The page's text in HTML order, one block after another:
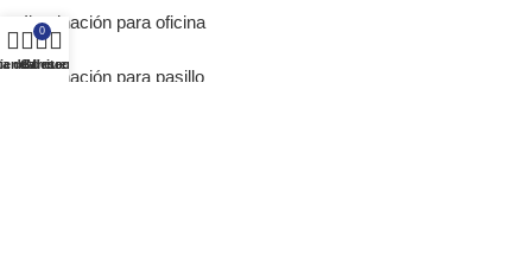
Iluminación para oficina
Iluminación para pasillo
de deseos
0
Carrito
Mi cuenta